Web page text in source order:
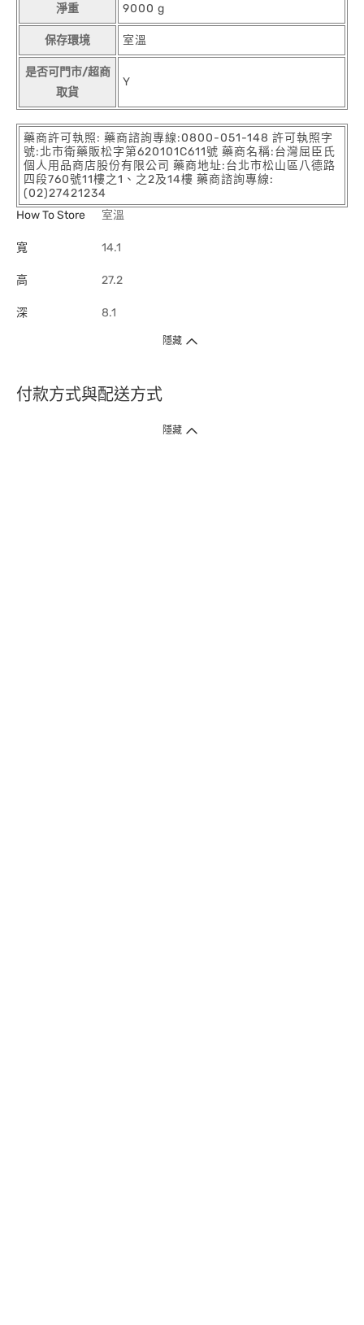
淨重 9000 g
保存環境 室溫
是否可門市/超商
取貨
Y
藥商許可執照: 藥商諮詢專線:0800-051-148 許可執照字
號:北市衛藥販松字第620101C611號 藥商名稱:台灣屈臣氏
個人用品商店股份有限公司 藥商地址:台北市松山區八德路
四段760號11樓之1、之2及14樓 藥商諮詢專線:
(02)27421234
How To Store
室溫
寬 14.1
高 27.2
深 8.1
隱藏
付款方式與配送方式
隱藏